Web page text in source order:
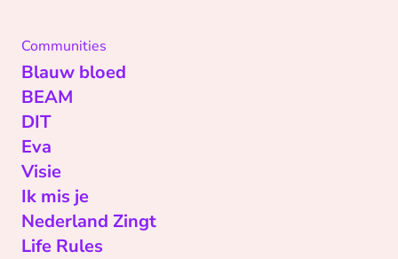
Communities
Blauw bloed
BEAM
DIT
Eva
Visie
Ik mis je
Nederland Zingt
Life Rules